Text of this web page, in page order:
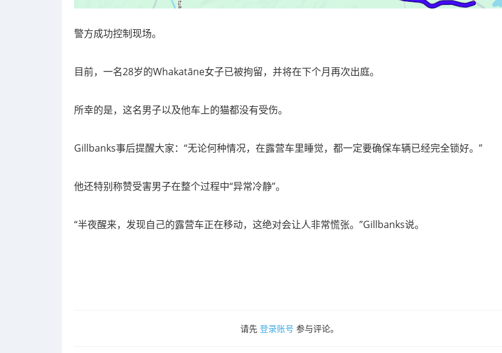
警方成功控制现场。
目前，一名28岁的Whakatāne女子已被拘留，并将在下个月再次出庭。
所幸的是，这名男子以及他车上的猫都没有受伤。
Gillbanks事后提醒大家： “无论何种情况，在露营车里睡觉，都一定要确保车辆已经完全锁好。”
他还特别称赞受害男子在整个过程中“异常冷静”。
“半夜醒来，发现自己的露营车正在移动，这绝对会让人非常慌张。”Gillbanks说。
请先 登录账号 参与评论。